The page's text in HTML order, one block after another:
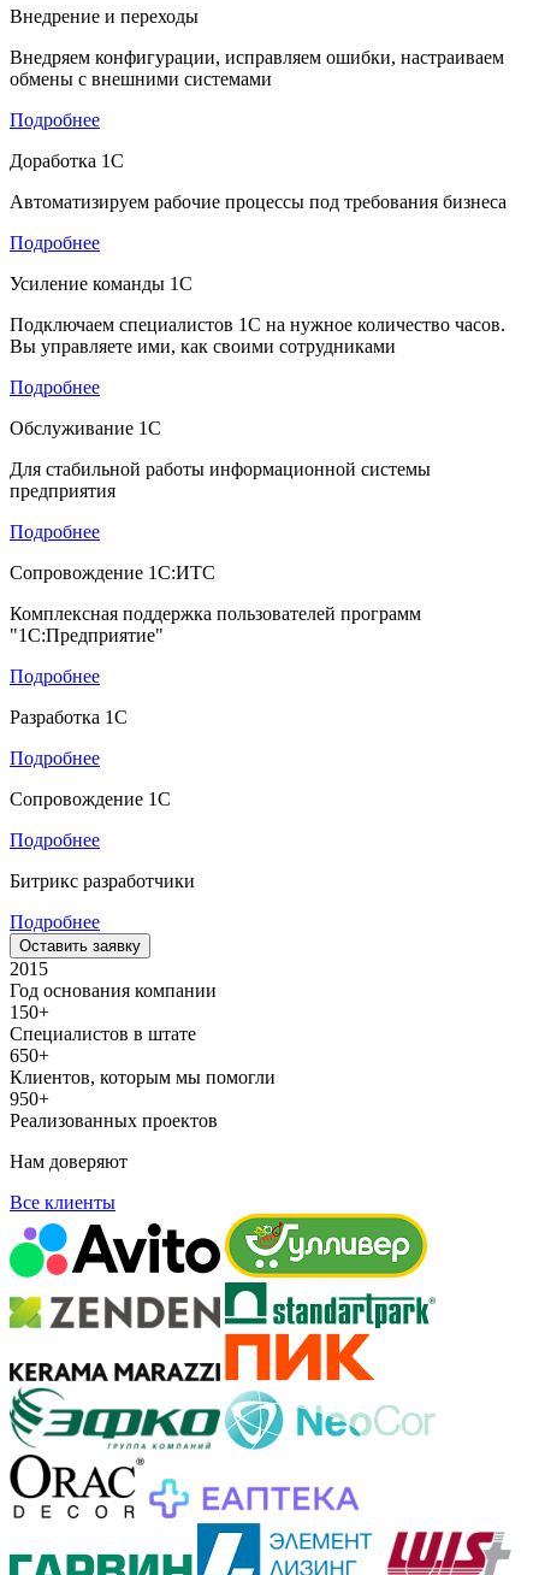
Внедрение и переходы
Внедряем конфигурации, исправляем ошибки, настраиваем
обмены с внешними системами
Подробнее
Доработка 1С
Автоматизируем рабочие процессы под требования бизнеса
Подробнее
Усиление команды 1С
Подключаем специалистов 1С на нужное количество часов.
Вы управляете ими, как своими сотрудниками
Подробнее
Обслуживание 1С
Для стабильной работы информационной системы
предприятия
Подробнее
Сопровождение 1С:ИТС
Комплексная поддержка пользователей программ
"1С:Предприятие"
Подробнее
Разработка 1С
Подробнее
Сопровождение 1С
Подробнее
Битрикс разработчики
Подробнее
Оставить заявку
2015
Год основания компании
150+
Специалистов в штате
650+
Клиентов, которым мы помогли
950+
Реализованных проектов
Нам доверяют
Все клиенты